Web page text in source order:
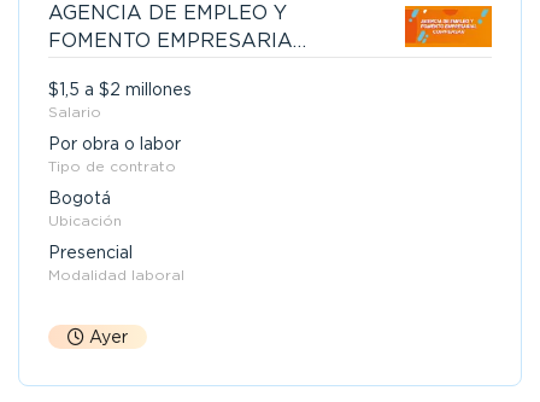
AGENCIA DE EMPLEO Y
FOMENTO EMPRESARIAL
$1,5 a $2 millones
Salario
Por obra o labor
Tipo de contrato
Bogotá
Ubicación
Presencial
Modalidad laboral
Ayer